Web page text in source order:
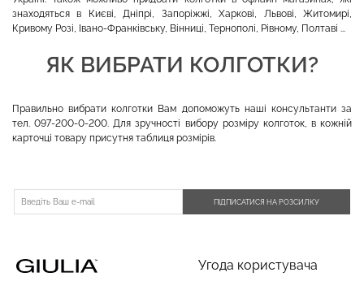
знаходяться в Києві, Дніпрі, Запоріжжі, Харкові, Львові, Житомирі,
Кривому Розі, Івано-Франківську, Вінниці, Тернополі, Рівному, Полтаві ...
ЯК ВИБРАТИ КОЛГОТКИ?
Правильно вибрати колготки Вам допоможуть наші консультанти за
тел. 097-200-0-200. Для зручності вибору розміру колготок, в кожній
карточці товару присутня таблиця розмірів.
ПІДПИСАТИСЯ НА РОЗСИЛКУ
Угода користувача